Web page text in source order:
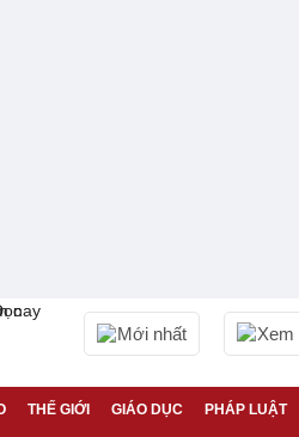
Mới nhất Xem
THẾ GIỚI GIÁO DỤC PHÁP LUẬT